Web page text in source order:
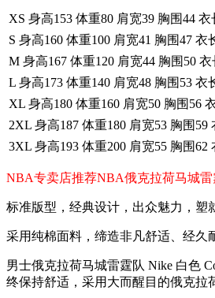
XS 身高153 体重80 肩宽39 胸围44 衣
S 身高160 体重100 肩宽41 胸围47 衣
M 身高167 体重120 肩宽44 胸围50 衣
L 身高173 体重140 肩宽48 胸围53 衣
XL 身高180 体重160 肩宽50 胸围56
2XL 身高187 体重180 肩宽53 胸围59
3XL 身高193 体重200 肩宽55 胸围62
NBA专卖店推荐NBA俄克拉荷马城雷
标准版型，经典设计，出众魅力，塑
采用纯棉面料，缔造非凡舒适、经久
男士俄克拉荷马城雷霆队 Nike 白色
终保持舒适，采用大而醒目的俄克拉